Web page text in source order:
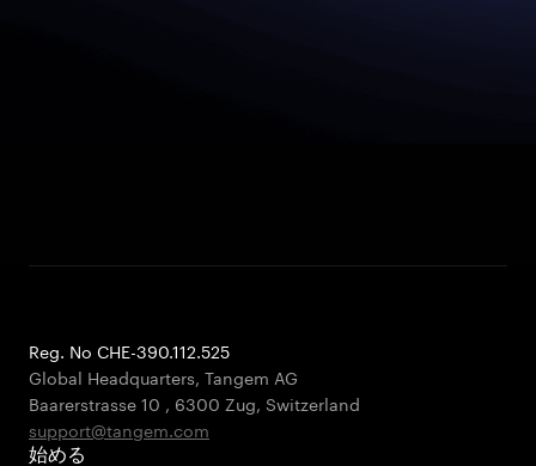
Reg. No CHE-390.112.525
Global Headquarters, Tangem AG
Baarerstrasse 10 , 6300 Zug, Switzerland
support@tangem.com
始める